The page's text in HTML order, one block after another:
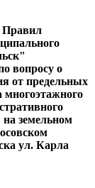
Правил
вопросу о
от предельных
многоэтажного
на земельном
ул. Карла